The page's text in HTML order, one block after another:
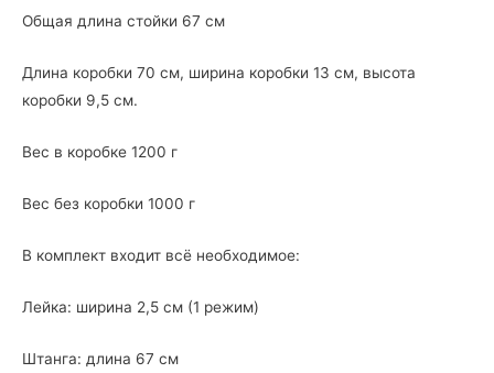
Общая длина стойки 67 см
Длина коробки 70 см, ширина коробки 13 см, высота
коробки 9,5 см.
Вес в коробке 1200 г
Вес без коробки 1000 г
В комплект входит всё необходимое:
Лейка: ширина 2,5 см (1 режим)
Штанга: длина 67 см